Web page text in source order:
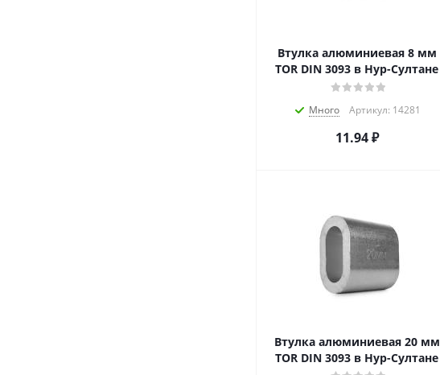
Втулка алюминиевая 8 мм
TOR DIN 3093 в Нур-Султане
Много Артикул: 14281
11.94₽
Втулка алюминиевая 20 мм
TOR DIN 3093 в Нур-Султане